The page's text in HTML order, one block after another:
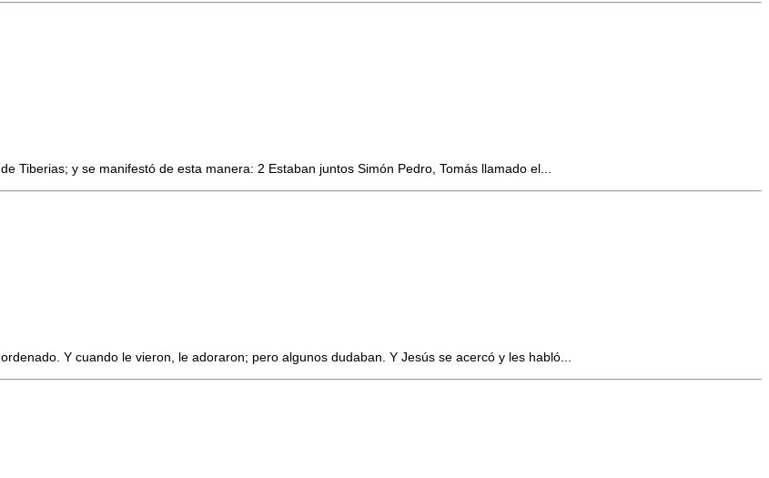
Tiberias; y se manifestó de esta manera: 2 Estaban juntos Simón Pedro, Tomás llamado el...
Y cuando le vieron, le adoraron; pero algunos dudaban. Y Jesús se acercó y les habló...